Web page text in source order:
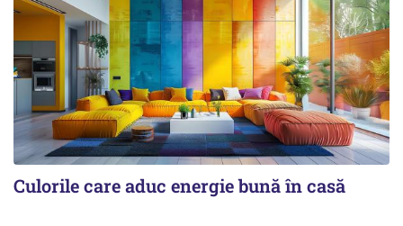
Culorile care aduc energie bună în casă